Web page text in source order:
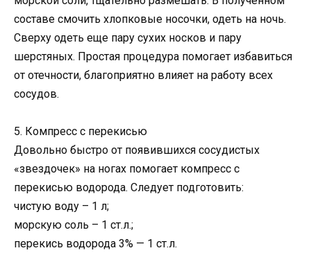
составе смочить хлопковые носочки, одеть на ночь.
Сверху одеть еще пару сухих носков и пару
шерстяных. Простая процедура помогает избавиться
от отечности, благоприятно влияет на работу всех
сосудов.
5. Компресс с перекисью
Довольно быстро от появившихся сосудистых
«звездочек» на ногах помогает компресс с
перекисью водорода. Следует подготовить:
чистую воду – 1 л;
морскую соль – 1 ст.л.;
перекись водорода 3% — 1 ст.л.